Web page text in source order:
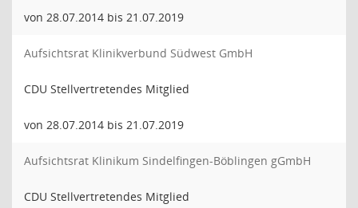
von 28.07.2014 bis 21.07.2019
Aufsichtsrat Klinikverbund Südwest GmbH
CDU Stellvertretendes Mitglied
von 28.07.2014 bis 21.07.2019
Aufsichtsrat Klinikum Sindelfingen-Böblingen gGmbH
CDU Stellvertretendes Mitglied